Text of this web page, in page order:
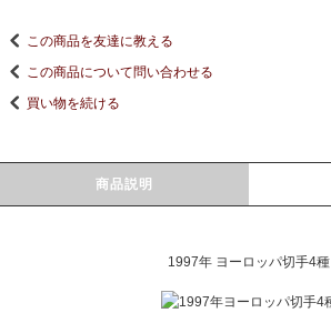
この商品を友達に教える
この商品について問い合わせる
買い物を続ける
商品説明
1997年 ヨーロッパ切手4種